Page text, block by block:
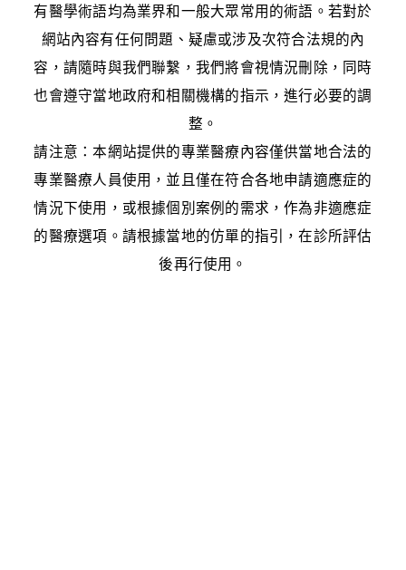
有醫學術語均為業界和一般大眾常用的術語。若對於
網站內容有任何問題、疑慮或涉及次符合法規的內
容，請隨時與我們聯繫，我們將會視情況刪除，同時
也會遵守當地政府和相關機構的指示，進行必要的調
整。
請注意：本網站提供的專業醫療內容僅供當地合法的
專業醫療人員使用，並且僅在符合各地申請適應症的
情況下使用，或根據個別案例的需求，作為非適應症
的醫療選項。請根據當地的仿單的指引，在診所評估
後再行使用。